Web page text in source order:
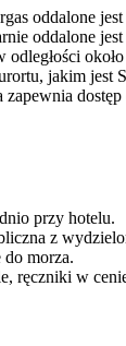
oddalone jest
oddalone jest
odległości
jakim jest
zapewnia
przy hotelu.
z
do morza.
ręczniki w